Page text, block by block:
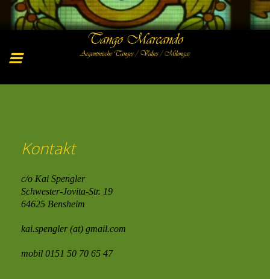
Kontakt
c/o Kai Spengler
Schwester-Jovita-Str. 19
64625 Bensheim
kai.spengler (at) gmail.com
mobil 0151 50 70 65 47